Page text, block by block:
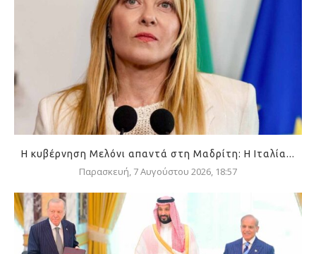
Η κυβέρνηση Μελόνι απαντά στη Μαδρίτη: Η Ιταλία...
Παρασκευή, 7 Αυγούστου 2026, 18:57